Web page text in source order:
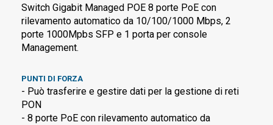
Switch Gigabit Managed POE 8 porte PoE con
rilevamento automatico da 10/100/1000 Mbps, 2
porte 1000Mpbs SFP e 1 porta per console
Management.
PUNTI DI FORZA
- Può trasferire e gestire dati per la gestione di reti
PON
- 8 porte PoE con rilevamento automatico da